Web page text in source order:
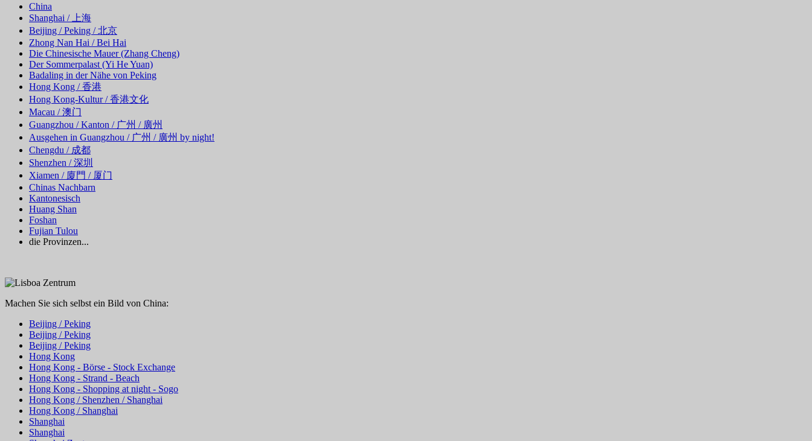
China
Shanghai / 上海
Beijing / Peking / 北京
Zhong Nan Hai / Bei Hai
Die Chinesische Mauer (Zhang Cheng)
Der Sommerpalast (Yi He Yuan)
Badaling in der Nähe von Peking
Hong Kong / 香港
Hong Kong-Kultur / 香港文化
Macau / 澳门
Guangzhou / Kanton / 广州 / 廣州
Ausgehen in Guangzhou / 广州 / 廣州 by night!
Chengdu / 成都
Shenzhen / 深圳
Xiamen / 廈門 / 厦门
Chinas Nachbarn
Kantonesisch
Huang Shan
Foshan
Fujian Tulou
die Provinzen...
Machen Sie sich selbst ein Bild von China:
Beijing / Peking
Beijing / Peking
Beijing / Peking
Hong Kong
Hong Kong - Börse - Stock Exchange
Hong Kong - Strand - Beach
Hong Kong - Shopping at night - Sogo
Hong Kong / Shenzhen / Shanghai
Hong Kong / Shanghai
Shanghai
Shanghai